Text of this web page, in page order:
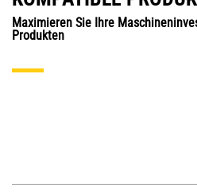
Maximieren Sie Ihre
Produkten